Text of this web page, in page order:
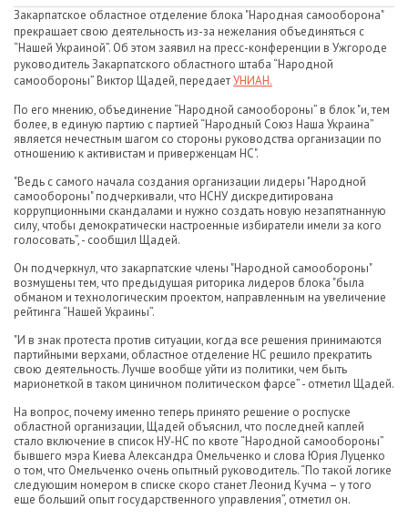
Закарпатское областное отделение блока "Народная самооборона"
прекращает свою деятельность из-за нежелания объединяться с
“Нашей Украиной”. Об этом заявил на пресс-конференции в Ужгороде
руководитель Закарпатского областного штаба “Народной
самообороны” Виктор Щадей, передаетУНИАН.
По его мнению, объединение “Народной самообороны” в блок "и, тем
более, в единую партию с партией “Народный Союз Наша Украина”
является нечестным шагом со стороны руководства организации по
отношению к активистам и приверженцам НС".
"Ведь с самого начала создания организации лидеры "Народной
самообороны" подчеркивали, что НСНУ дискредитирована
коррупционными скандалами и нужно создать новую незапятнанную
силу, чтобы демократически настроенные избиратели имели за кого
голосовать”, - сообщил Щадей.
Он подчеркнул, что закарпатские члены "Народной самообороны"
возмущены тем, что предыдущая риторика лидеров блока "была
обманом и технологическим проектом, направленным на увеличение
рейтинга “Нашей Украины”.
"И в знак протеста против ситуации, когда все решения принимаются
партийными верхами, областное отделение НС решило прекратить
свою деятельность. Лучше вообще уйти из политики, чем быть
марионеткой в таком циничном политическом фарсе” - отметил Щадей.
На вопрос, почему именно теперь принято решение о роспуске
областной организации, Щадей объяснил, что последней каплей
стало включение в список НУ-НС по квоте “Народной самообороны”
бывшего мэра Киева Александра Омельченко и слова Юрия Луценко
о том, что Омельченко очень опытный руководитель. “По такой логике
следующим номером в списке скоро станет Леонид Кучма – у того
еще больший опыт государственного управления”, отметил он.